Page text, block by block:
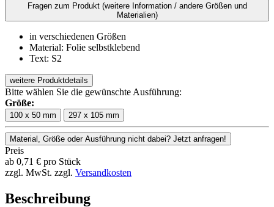
Fragen zum Produkt (weitere Information / andere Größen und
Materialien)
in verschiedenen Größen
Material: Folie selbstklebend
Text: S2
weitere Produktdetails
Bitte wählen Sie die gewünschte Ausführung:
Größe:
100 x 50 mm 297 x 105 mm
Material, Größe oder Ausführung nicht dabei? Jetzt anfragen!
Preis
ab 0,71 € pro Stück
zzgl. MwSt. zzgl. Versandkosten
Beschreibung